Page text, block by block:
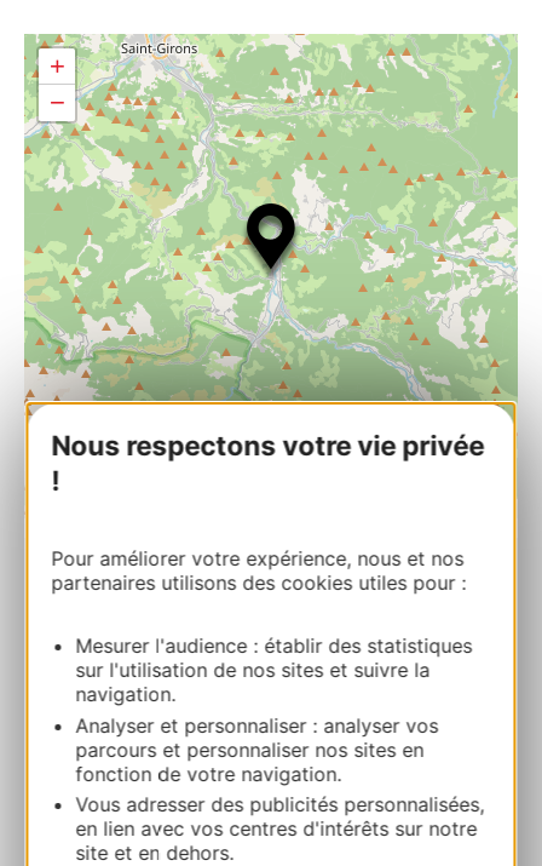
Nous respectons votre vie privée
!
Pour améliorer votre expérience, nous et nos
partenaires utilisons des cookies utiles pour :
Mesurer l'audience : établir des statistiques
sur l'utilisation de nos sites et suivre la
navigation.
Analyser et personnaliser : analyser vos
parcours et personnaliser nos sites en
fonction de votre navigation.
Vous adresser des publicités personnalisées,
en lien avec vos centres d'intérêts sur notre
site et en dehors.
+
−
Village de vacances les 4 chemins
ROGALLE
Route & Zugang
05 61 66 91 08
E-mail